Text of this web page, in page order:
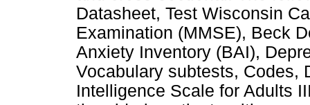
Datasheet, Test Wisconsin
Examination (MMSE), Beck
Anxiety Inventory (BAI),
Vocabulary subtests, Codes,
Intelligence Scale for Adults